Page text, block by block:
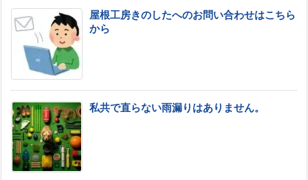
屋根工房きのしたへのお問い合わせはこちら
から
私共で直らない雨漏りはありません。